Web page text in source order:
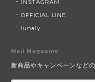
INSTAGRAM
OFFICIAL LINE
lunaly
Mail Magazine
新商品やキャンペーンなど